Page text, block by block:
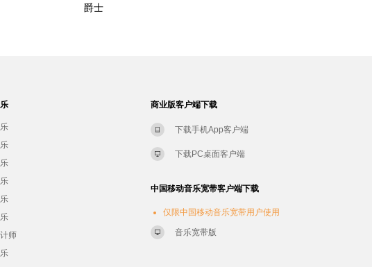
爵士
师
商业版客户端下载
下载手机App客户端
下载PC桌面客户端
中国移动音乐宽带客户端下载
仅限中国移动音乐宽带用户使用
音乐宽带版